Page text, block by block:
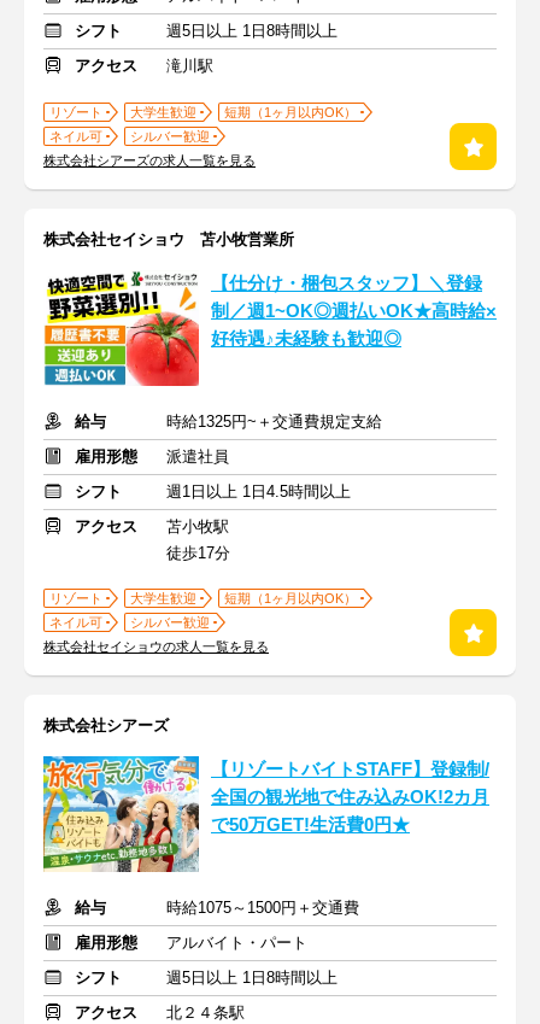
シフト
週5日以上 1日8時間以上
アクセス
滝川駅
リゾート 大学生歓迎
短期（1ヶ月以内OK）
ネイル可
シルバー歓迎
株式会社シアーズの求人一覧を見る
株式会社セイショウ 苫小牧営業所
【仕分け・梱包スタッフ】＼登録
制／週1~OK◎週払いOK★高時給×
好待遇♪未経験も歓迎◎
給与
時給1325円~＋交通費規定支給
雇用形態
派遣社員
シフト
週1日以上 1日4.5時間以上
アクセス
苫小牧駅
徒歩17分
リゾート 大学生歓迎
短期（1ヶ月以内OK）
ネイル可
シルバー歓迎
株式会社セイショウの求人一覧を見る
株式会社シアーズ
【リゾートバイトSTAFF】登録制/
全国の観光地で住み込みOK!2カ月
で50万GET!生活費0円★
給与
時給1075～1500円＋交通費
雇用形態
アルバイト・パート
シフト
週5日以上 1日8時間以上
アクセス
北２４条駅